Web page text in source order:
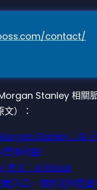
contact/
Stanley 相關
）：
Stanley：AI
淨效益）
官方：Artificial
入口，便於延伸追查